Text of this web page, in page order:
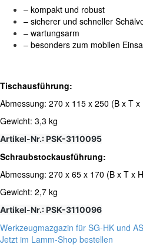
– kompakt und robust
– sicherer und schneller
– wartungsarm
– besonders zum mobilen
Tischausführung:
Abmessung: 270 x 115 x 250 (B x T x
Gewicht: 3,3 kg
Artikel-Nr.:PSK-3110095
Schraubstockausführung:
Abmessung: 270 x 65 x 170 (B x T x
Gewicht: 2,7 kg
Artikel-Nr.:PSK-3110096
Werkzeugmazgazin für SG-HK und
Jetzt im Lamm-Shop bestellen